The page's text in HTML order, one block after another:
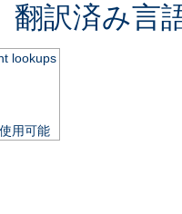
翻訳済み言
lookups
用可能